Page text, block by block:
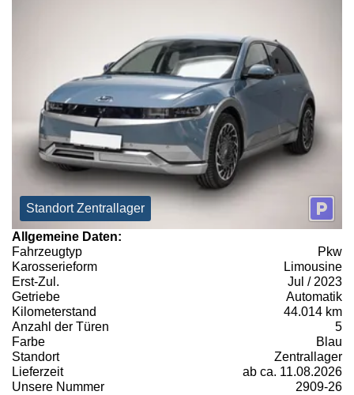
Standort Zentrallager
Allgemeine Daten:
Fahrzeugtyp
Pkw
Karosserieform
Limousine
Erst-Zul.
Jul / 2023
Getriebe
Automatik
Kilometerstand
44.014 km
Anzahl der Türen
5
Farbe
Blau
Standort
Zentrallager
Lieferzeit
ab ca. 11.08.2026
Unsere Nummer
2909-26